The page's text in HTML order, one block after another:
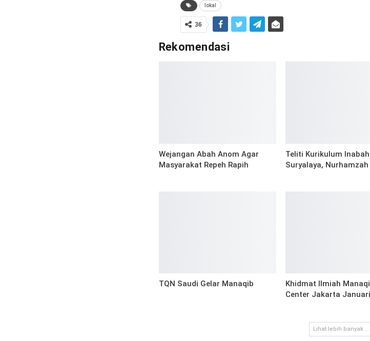
lokal
36
Rekomendasi
Wejangan Abah Anom Agar
Masyarakat Repeh Rapih
Teliti Kurikulum
Suryalaya, Nurhamzah
TQN Saudi Gelar Manaqib
Khidmat Ilmiah
Center Jakarta
Lihat lebih banyak ...